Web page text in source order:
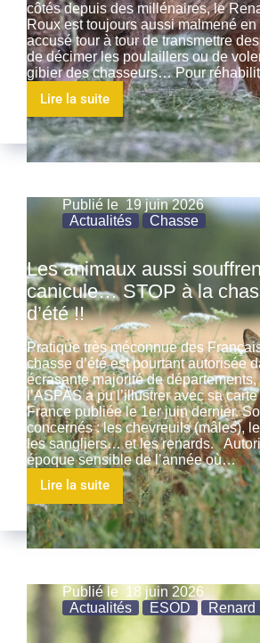
côtés depuis des millénaires, le
Roux est toujours aussi malmené en
accusé tour à tour de transmettre
de décimer les poulaillers ou de
gibier des chasseurs… Pour
Lire la suite
Publié le 19 juin 2026
Actualités
Chasse
Les animaux aussi
canicule… STOP à la
d’été !!
Pratique très méconnue des
chasse d’été est pourtant autorisée
écrasante majorité de départements,
l’ASPAS a pu l’illustrer avec sa
France publiée le 1er juin dernier.
concernés : les chevreuils (mâles),
les sangliers… et les renards.
époque sensible de l’année où…
Lire la suite
Publié le 18 juin 2026
Actualités
ESOD Renard